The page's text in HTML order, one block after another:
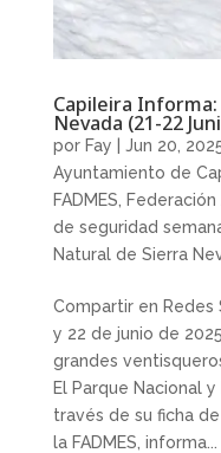
Capileira
Nevada (21-22
por Fay Jun 20,
Ayuntamiento de
FADMES
de seguridad
Natural de Sierra
Compartir en Redes
y 22 de junio de
grandes
El Parque Nacional
través de su ficha
la FADMES, informa...